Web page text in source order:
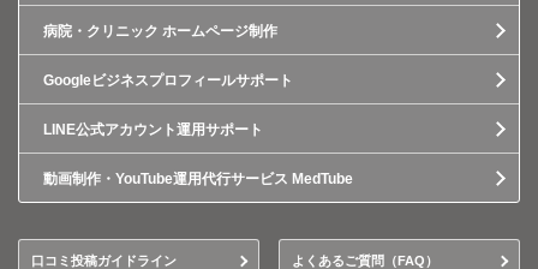
病院・クリニック ホームページ制作
Googleビジネスプロフィールサポート
LINE公式アカウント運用サポート
動画制作・YouTube運用代行サービス MedTube
口コミ投稿ガイドライン よくあるご質問（FAQ）